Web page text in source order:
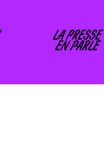
LA PRESSE
EN PARLE